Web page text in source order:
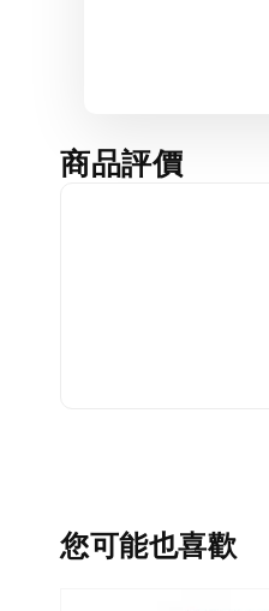
商品評價
您可能也喜歡